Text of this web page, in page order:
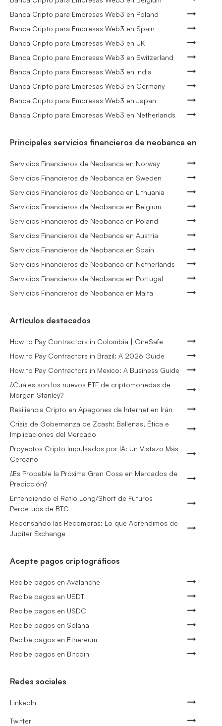
Banca Cripto para Empresas Web3 en Poland
Banca Cripto para Empresas Web3 en Spain
Banca Cripto para Empresas Web3 en UK
Banca Cripto para Empresas Web3 en Switzerland
Banca Cripto para Empresas Web3 en India
Banca Cripto para Empresas Web3 en Germany
Banca Cripto para Empresas Web3 en Japan
Banca Cripto para Empresas Web3 en Netherlands
Principales servicios financieros de neobanca en
Servicios Financieros de Neobanca en Norway
Servicios Financieros de Neobanca en Sweden
Servicios Financieros de Neobanca en Lithuania
Servicios Financieros de Neobanca en Belgium
Servicios Financieros de Neobanca en Poland
Servicios Financieros de Neobanca en Austria
Servicios Financieros de Neobanca en Spain
Servicios Financieros de Neobanca en Netherlands
Servicios Financieros de Neobanca en Portugal
Servicios Financieros de Neobanca en Malta
Artículos destacados
How to Pay Contractors in Colombia | OneSafe
How to Pay Contractors in Brazil: A 2026 Guide
How to Pay Contractors in Mexico: A Business Guide
¿Cuáles son los nuevos ETF de criptomonedas de
Morgan Stanley?
Resiliencia Cripto en Apagones de Internet en Irán
Crisis de Gobernanza de Zcash: Ballenas, Ética e
Implicaciones del Mercado
Proyectos Cripto Impulsados por IA: Un Vistazo Más
Cercano
¿Es Probable la Próxima Gran Cosa en Mercados de
Predicción?
Entendiendo el Ratio Long/Short de Futuros
Perpetuos de BTC
Repensando las Recompras: Lo que Aprendimos de
Jupiter Exchange
Acepte pagos criptográficos
Recibe pagos en Avalanche
Recibe pagos en USDT
Recibe pagos en USDC
Recibe pagos en Solana
Recibe pagos en Ethereum
Recibe pagos en Bitcoin
Redes sociales
LinkedIn
Twitter